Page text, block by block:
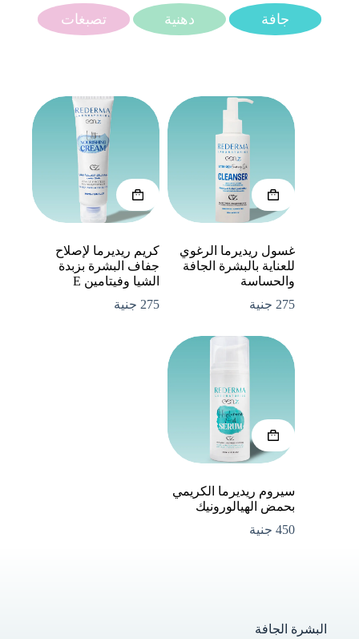
جافة دهنية تصبغات
غسول ريديرما الرغوي
للعناية بالبشرة الجافة
والحساسة
275 جنية
كريم ريديرما لإصلاح
جفاف البشرة بزبدة
الشيا وفيتامين E
275 جنية
سيروم ريديرما الكريمي
بحمض الهيالورونيك
450 جنية
البشرة الجافة